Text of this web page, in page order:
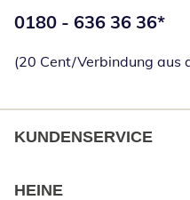
Telefonnummer:
0180 - 636 36 36*
(20 Cent/Verbindung aus
KUNDENSERVICE
HEINE